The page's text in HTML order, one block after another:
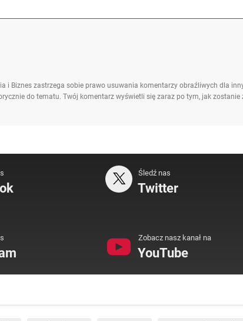
i Biznes zastrzega sobie prawo usuwania komentarzy obraźliwych dla
do tematu. Twój komentarz wyświetli się zaraz po tym, jak
Śledź nas
Twitter
Zobacz nasz kanał na
YouTube